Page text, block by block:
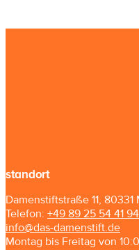
standort
Damenstiftstraße 11, 80331
Telefon: +49 89 25 54 41 94
info@das-damenstift.de
Montag bis Freitag von